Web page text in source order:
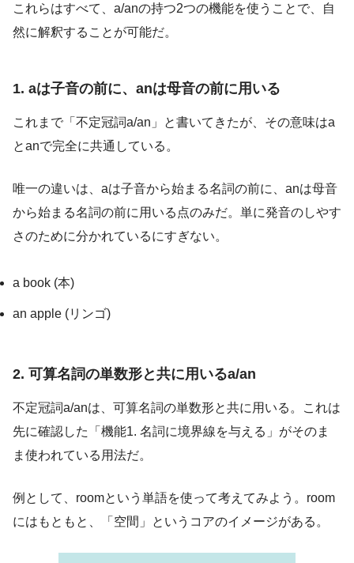
これらはすべて、a/anの持つ2つの機能を使うことで、自
然に解釈することが可能だ。
1. aは子音の前に、anは母音の前に用いる
これまで「不定冠詞a/an」と書いてきたが、その意味はa
とanで完全に共通している。
唯一の違いは、aは子音から始まる名詞の前に、anは母音
から始まる名詞の前に用いる点のみだ。単に発音のしやす
さのために分かれているにすぎない。
a book (本)
an apple (リンゴ)
2. 可算名詞の単数形と共に用いるa/an
不定冠詞a/anは、可算名詞の単数形と共に用いる。これは
先に確認した「機能1. 名詞に境界線を与える」がそのま
ま使われている用法だ。
例として、roomという単語を使って考えてみよう。room
にはもともと、「空間」というコアのイメージがある。